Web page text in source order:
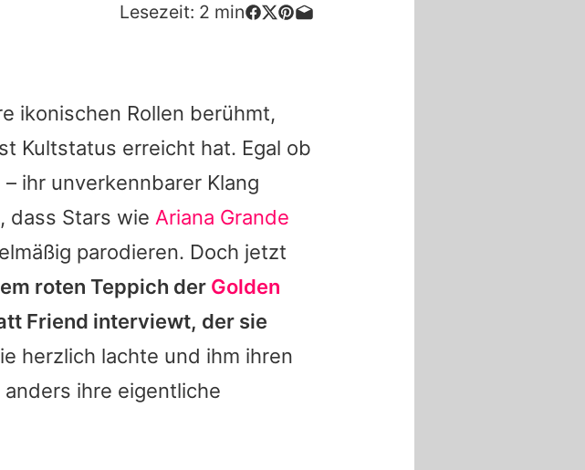
Lesezeit: 2 min
ikonischen Rollen berühmt,
Kultstatus erreicht hat. Egal ob
ihr unverkennbarer Klang
dass Stars wie Ariana Grande
parodieren. Doch jetzt
roten Teppich der Golden
Friend interviewt, der sie
herzlich lachte und ihm ihren
ihre eigentliche